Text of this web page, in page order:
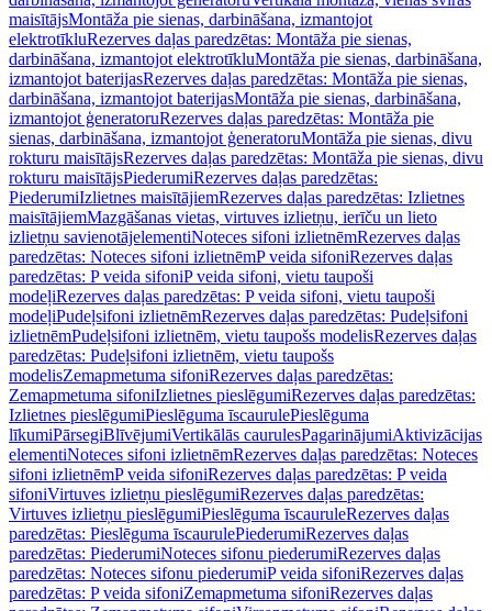
maisītājsMontāža pie sienas, darbināšana, izmantojot
elektrotīkluRezerves daļas paredzētas: Montāža pie sienas,
darbināšana, izmantojot elektrotīkluMontāža pie sienas, darbināšana,
izmantojot baterijasRezerves daļas paredzētas: Montāža pie sienas,
darbināšana, izmantojot baterijasMontāža pie sienas, darbināšana,
izmantojot ģeneratoruRezerves daļas paredzētas: Montāža pie
sienas, darbināšana, izmantojot ģeneratoruMontāža pie sienas, divu
rokturu maisītājsRezerves daļas paredzētas: Montāža pie sienas, divu
rokturu maisītājsPiederumiRezerves daļas paredzētas:
PiederumiIzlietnes maisītājiemRezerves daļas paredzētas: Izlietnes
maisītājiemMazgāšanas vietas, virtuves izlietņu, ierīču un lieto
izlietņu savienotājelementiNoteces sifoni izlietnēmRezerves daļas
paredzētas: Noteces sifoni izlietnēmP veida sifoniRezerves daļas
paredzētas: P veida sifoniP veida sifoni, vietu taupoši
modeļiRezerves daļas paredzētas: P veida sifoni, vietu taupoši
modeļiPudeļsifoni izlietnēmRezerves daļas paredzētas: Pudeļsifoni
izlietnēmPudeļsifoni izlietnēm, vietu taupošs modelisRezerves daļas
paredzētas: Pudeļsifoni izlietnēm, vietu taupošs
modelisZemapmetuma sifoniRezerves daļas paredzētas:
Zemapmetuma sifoniIzlietnes pieslēgumiRezerves daļas paredzētas:
Izlietnes pieslēgumiPieslēguma īscaurulePieslēguma
līkumiPārsegiBlīvējumiVertikālās caurulesPagarinājumiAktivizācijas
elementiNoteces sifoni izlietnēmRezerves daļas paredzētas: Noteces
sifoni izlietnēmP veida sifoniRezerves daļas paredzētas: P veida
sifoniVirtuves izlietņu pieslēgumiRezerves daļas paredzētas:
Virtuves izlietņu pieslēgumiPieslēguma īscauruleRezerves daļas
paredzētas: Pieslēguma īscaurulePiederumiRezerves daļas
paredzētas: PiederumiNoteces sifonu piederumiRezerves daļas
paredzētas: Noteces sifonu piederumiP veida sifoniRezerves daļas
paredzētas: P veida sifoniZemapmetuma sifoniRezerves daļas